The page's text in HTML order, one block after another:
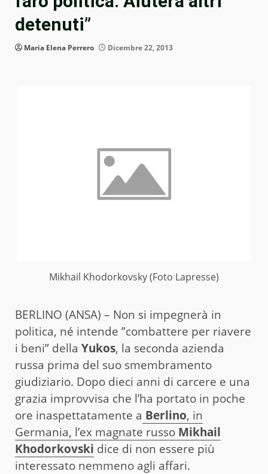
detenuti”
Maria Elena Perrero Dicembre 22, 2013
Mikhail Khodorkovsky (Foto Lapresse)
BERLINO (ANSA) – Non si impegnerà in
politica, né intende ”combattere per riavere
i beni” della Yukos, la seconda azienda
russa prima del suo smembramento
giudiziario. Dopo dieci anni di carcere e una
grazia improvvisa che l’ha portato in poche
ore inaspettatamente a Berlino, in
Germania, l’ex magnate russo Mikhail
Khodorkovski dice di non essere più
interessato nemmeno agli affari.